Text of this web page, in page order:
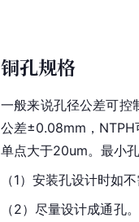
铜孔规格
一般来说孔径公差可控
公差±0.08mm，
单点大于20um。最小
（1）安装孔设计时如
（2）尽量设计成通孔